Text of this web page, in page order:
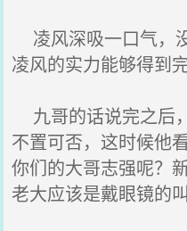
凌风深吸一口气，
凌风的实力能够得到
九哥的话说完之后
不置可否，这时候他
你们的大哥志强呢？
老大应该是戴眼镜的